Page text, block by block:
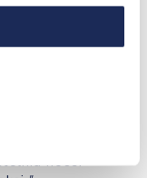
nousi